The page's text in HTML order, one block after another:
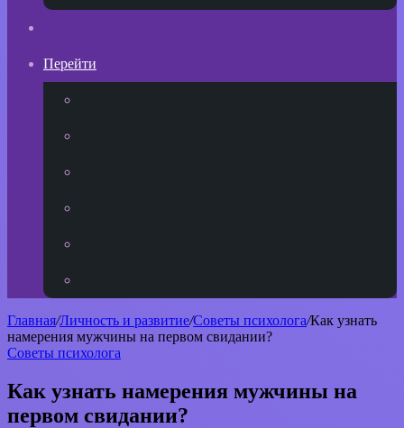
Перейти
Главная/Личность и развитие/Советы психолога/Как узнать
намерения мужчины на первом свидании?
Советы психолога
Как узнать намерения мужчины на
первом свидании?